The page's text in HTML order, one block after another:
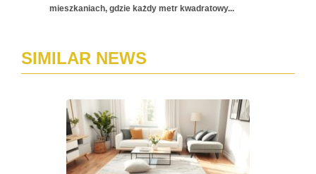
mieszkaniach, gdzie każdy metr kwadratowy...
SIMILAR NEWS